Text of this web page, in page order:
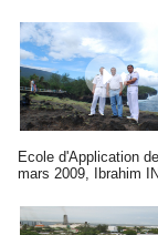
Ecole d'Application
mars 2009, Ibrahim